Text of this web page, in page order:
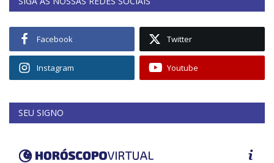
Facebook Twitter
Instagram Youtube
SEU SIGNO